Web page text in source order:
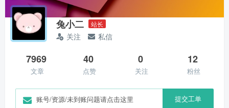
兔小二 站长
关注 私信
7969
文章
40
点赞
0
关注
12
粉丝
账号/资源/未到账问题请点击这里 提交工单